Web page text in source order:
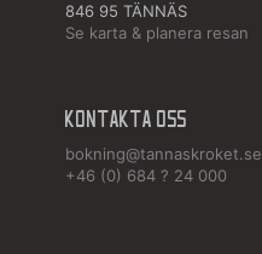
846 95 TÄNNÄS
Se karta & planera resan
Kontakta oss
bokning@tannaskroket.se
+46 (0) 684 ? 24 000